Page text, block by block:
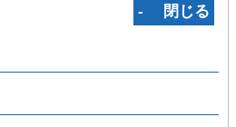
‐ 閉じる